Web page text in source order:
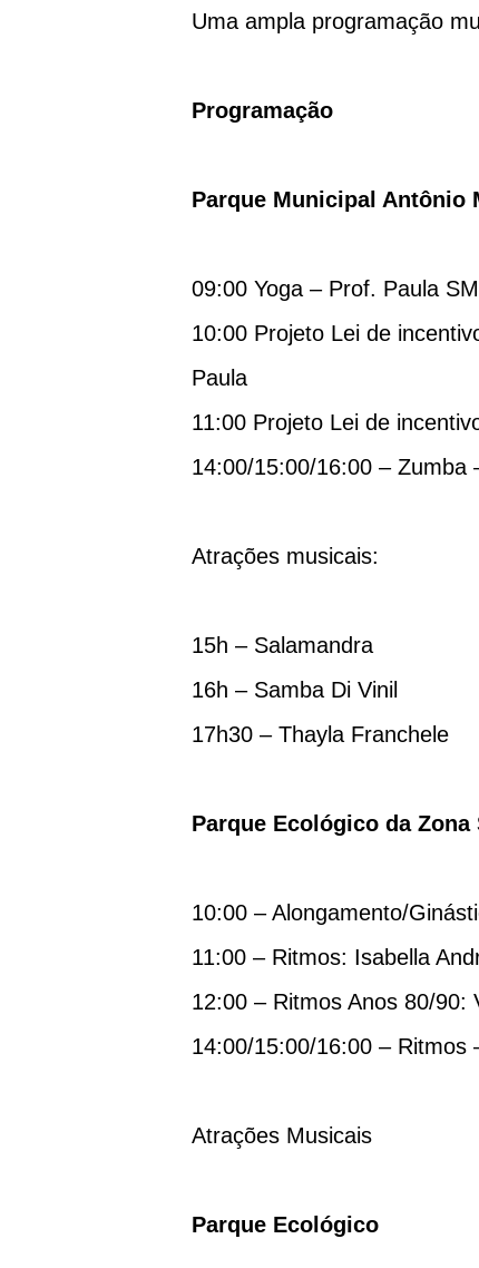
Uma ampla programação
Programação
Parque Municipal Antônio
09:00 Yoga – Prof. Paula
10:00 Projeto Lei de
Paula
11:00 Projeto Lei de
14:00/15:00/16:00 – Zumba
Atrações musicais:
15h – Salamandra
16h – Samba Di Vinil
17h30 – Thayla Franchele
Parque Ecológico da Zona
10:00 – Alongamento/
11:00 – Ritmos: Isabella
12:00 – Ritmos Anos 80/90:
14:00/15:00/16:00 – Ritmos
Atrações Musicais
Parque Ecológico